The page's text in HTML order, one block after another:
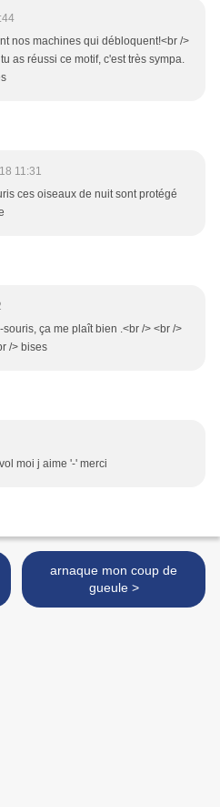
nos machines qui débloquent!<br />
as réussi ce motif, c'est très sympa.
11:31
ces oiseaux de nuit sont protégé
ça me plaît bien .<br /> <br />
/> bises
moi j aime '-' merci
arnaque mon coup de
gueule >